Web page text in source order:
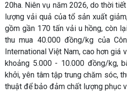
20ha. Niên vụ năm 2026, do thời
lượng vải quả của tổ sản xuất
gồm gần 170 tấn vải u hồng, còn
thu mua 40.000 đồng/kg của
International Việt Nam⁠, cao hơn giá
khoảng 5.000 - 10.000 đồng/kg,
khởi, yên tâm tập trung chăm sóc,
thuật để bảo đảm chất lượng phục